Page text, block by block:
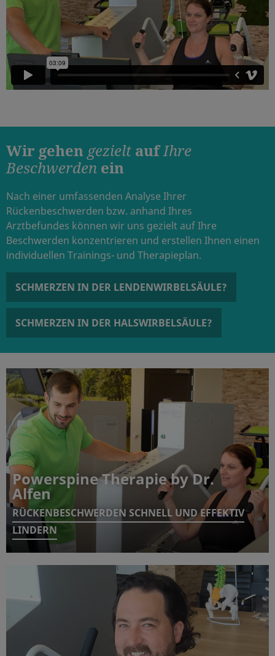
Wir gehen gezielt aufIhre
Beschwerden ein
Nach einer umfassenden Analyse Ihrer
Rückenbeschwerden bzw. anhand Ihres
Arztbefundes können wir uns gezielt auf Ihre
Beschwerden konzentrieren und erstellen Ihnen einen
individuellen Trainings- und Therapieplan.
SCHMERZEN IN DER LENDENWIRBELSÄULE?
SCHMERZEN IN DER HALSWIRBELSÄULE?
Powerspine Therapie by Dr.
Alfen
RÜCKENBESCHWERDEN SCHNELL UND EFFEKTIV
LINDERN